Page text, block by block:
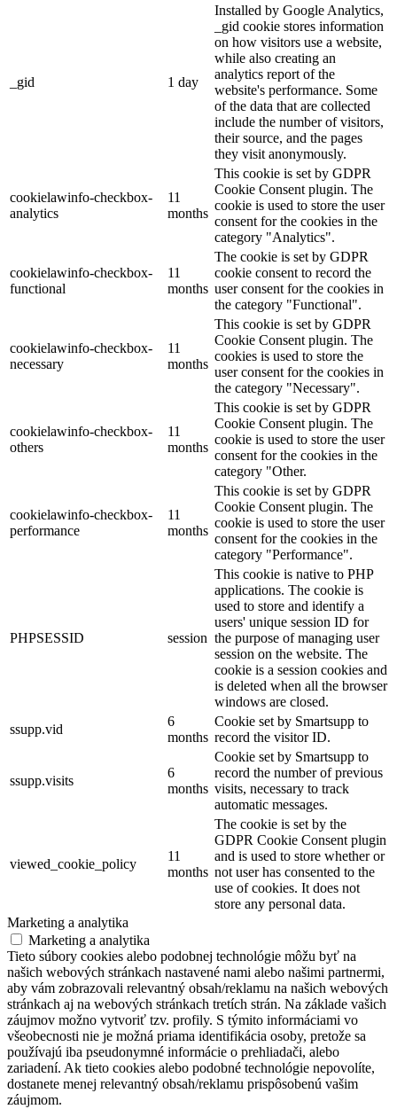
_gid 1 day
Installed by Google Analytics,
_gid cookie stores information
on how visitors use a website,
while also creating an
analytics report of the
website's performance. Some
of the data that are collected
include the number of visitors,
their source, and the pages
they visit anonymously.
cookielawinfo-checkbox-
analytics
11
months
This cookie is set by GDPR
Cookie Consent plugin. The
cookie is used to store the user
consent for the cookies in the
category "Analytics".
cookielawinfo-checkbox-
functional
11
months
The cookie is set by GDPR
cookie consent to record the
user consent for the cookies in
the category "Functional".
cookielawinfo-checkbox-
necessary
11
months
This cookie is set by GDPR
Cookie Consent plugin. The
cookies is used to store the
user consent for the cookies in
the category "Necessary".
cookielawinfo-checkbox-
others
11
months
This cookie is set by GDPR
Cookie Consent plugin. The
cookie is used to store the user
consent for the cookies in the
category "Other.
cookielawinfo-checkbox-
performance
11
months
This cookie is set by GDPR
Cookie Consent plugin. The
cookie is used to store the user
consent for the cookies in the
category "Performance".
PHPSESSID session
This cookie is native to PHP
applications. The cookie is
used to store and identify a
users' unique session ID for
the purpose of managing user
session on the website. The
cookie is a session cookies and
is deleted when all the browser
windows are closed.
ssupp.vid
6
months
Cookie set by Smartsupp to
record the visitor ID.
ssupp.visits
6
months
Cookie set by Smartsupp to
record the number of previous
visits, necessary to track
automatic messages.
viewed_cookie_policy
11
months
The cookie is set by the
GDPR Cookie Consent plugin
and is used to store whether or
not user has consented to the
use of cookies. It does not
store any personal data.
Marketing a analytika
Marketing a analytika
Tieto súbory cookies alebo podobnej technológie môžu byť na
našich webových stránkach nastavené nami alebo našimi partnermi,
aby vám zobrazovali relevantný obsah/reklamu na našich webových
stránkach aj na webových stránkach tretích strán. Na základe vašich
záujmov možno vytvoriť tzv. profily. S týmito informáciami vo
všeobecnosti nie je možná priama identifikácia osoby, pretože sa
používajú iba pseudonymné informácie o prehliadači, alebo
zariadení. Ak tieto cookies alebo podobné technológie nepovolíte,
dostanete menej relevantný obsah/reklamu prispôsobenú vašim
záujmom.